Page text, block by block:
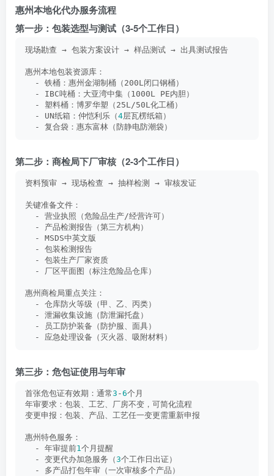
惠州本地化代办服务流程
第一步：包装选型与测试（3-5个工作日）
现场勘查 → 包装方案设计 → 样品测试 → 出具测试报告
惠州本地包装资源库：
  - 铁桶：惠州金湖制桶（200L闭口钢桶）
  - IBC吨桶：大亚湾中集（1000L PE内胆）
  - 塑料桶：博罗华塑（25L/50L化工桶）
  - UN纸箱：仲恺利乐（
4层瓦楞纸箱）
  - 复合袋：惠东富林（防静电防潮袋）
第二步：商检局下厂审核（2-3个工作日）
资料预审 → 现场检查 → 抽样检测 → 审核发证
关键准备文件：
  - 营业执照（危险品生产/经营许可）
  - 产品检测报告（第三方机构）
  - MSDS中英文版
  - 包装检测报告
  - 包装生产厂家资质
  - 厂区平面图（标注危险品仓库）
惠州商检局重点关注：
  - 仓库防火等级（甲、乙、丙类）
  - 泄漏收集设施（防泄漏托盘）
  - 员工防护装备（防护服、面具）
  - 应急处理设备（灭火器、吸附材料）
第三步：危包证使用与年审
首张危包证有效期：通常3 -6个月
年审要求：包装、工艺、厂房不变，可简化流程
变更申报：包装、产品、工艺任一变更需重新申报
惠州特色服务：
  - 年审提前
1个月提醒
  - 变更代办加急服务（
3个工作日出证）
  - 多产品打包年审（一次审核多个产品）